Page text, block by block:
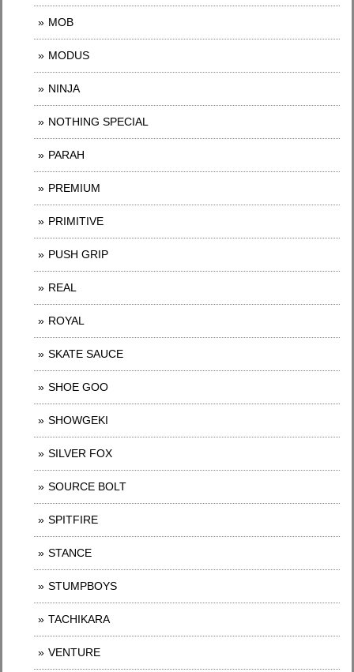
MOB
MODUS
NINJA
NOTHING SPECIAL
PARAH
PREMIUM
PRIMITIVE
PUSH GRIP
REAL
ROYAL
SKATE SAUCE
SHOE GOO
SHOWGEKI
SILVER FOX
SOURCE BOLT
SPITFIRE
STANCE
STUMPBOYS
TACHIKARA
VENTURE